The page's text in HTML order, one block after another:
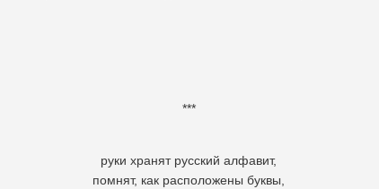
***
руки хранят русский алфавит,
помнят, как расположены буквы,